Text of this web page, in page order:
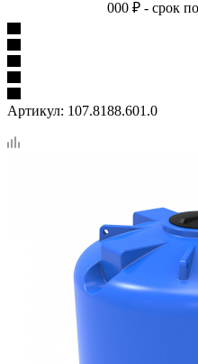
000 ₽ - срок
Артикул: 107.8188.601.0